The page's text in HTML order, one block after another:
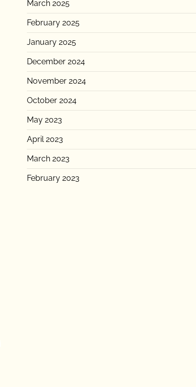
March 2025
February 2025
January 2025
December 2024
November 2024
October 2024
May 2023
April 2023
March 2023
February 2023